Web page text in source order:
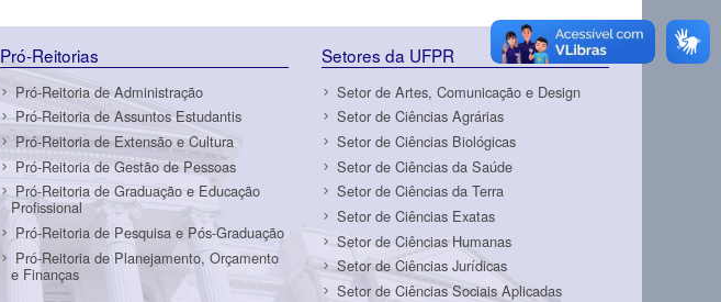
Pró-Reitorias
Pró-Reitoria de Administração
Pró-Reitoria de Assuntos Estudantis
Pró-Reitoria de Extensão e Cultura
Pró-Reitoria de Gestão de Pessoas
Pró-Reitoria de Graduação e Educação
Profissional
Pró-Reitoria de Pesquisa e Pós-Graduação
Pró-Reitoria de Planejamento, Orçamento
e Finanças
Setores da UFPR
Setor de Artes, Comunicação e Design
Setor de Ciências Agrárias
Setor de Ciências Biológicas
Setor de Ciências da Saúde
Setor de Ciências da Terra
Setor de Ciências Exatas
Setor de Ciências Humanas
Setor de Ciências Jurídicas
Setor de Ciências Sociais Aplicadas